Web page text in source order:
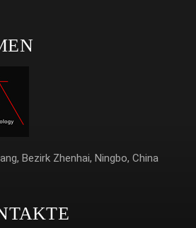
Bezirk Zhenhai, Ningbo, China